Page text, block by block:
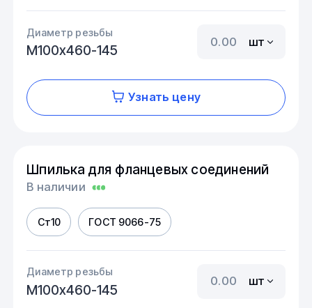
Диаметр резьбы
М100х460-145
шт
Узнать цену
Шпилька для фланцевых соединений
В наличии
Ст10 ГОСТ 9066-75
Диаметр резьбы
М100х460-145
шт